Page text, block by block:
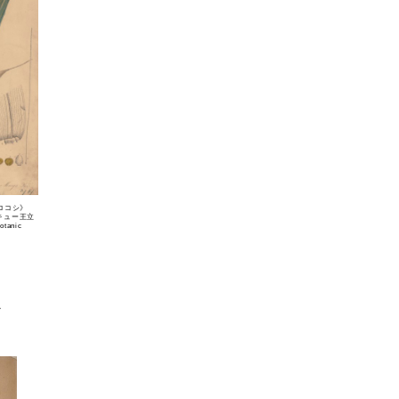
シ》
ュー王立